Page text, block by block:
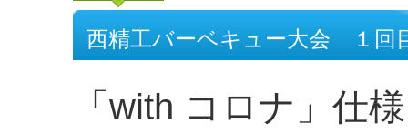
西精工バーベキュー大会 １回
「with コロナ」仕